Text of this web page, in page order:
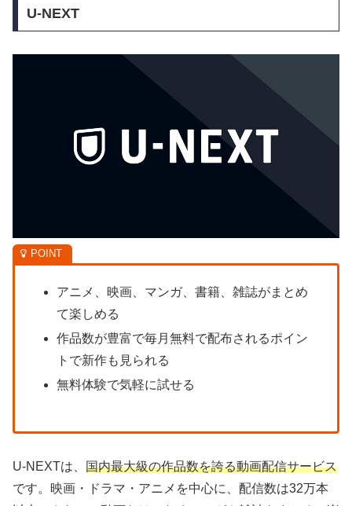
U-NEXT
アニメ、映画、マンガ、書籍、雑誌がまとめ
て楽しめる
作品数が豊富で毎月無料で配布されるポイン
トで新作も見られる
無料体験で気軽に試せる
U-NEXTは、 国内最大級の作品数を誇る動画配信サービス
です。映画・ドラマ・アニメを中心に、配信数は32万本